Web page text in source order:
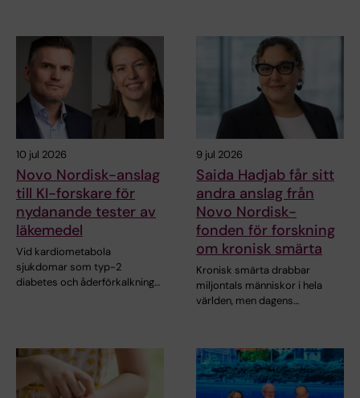
10 jul 2026
Novo Nordisk-anslag
till KI-forskare för
nydanande tester av
läkemedel
Vid kardiometabola
sjukdomar som typ-2
diabetes och åderförkalkning…
9 jul 2026
Saida Hadjab får sitt
andra anslag från
Novo Nordisk-
fonden för forskning
om kronisk smärta
Kronisk smärta drabbar
miljontals människor i hela
världen, men dagens…